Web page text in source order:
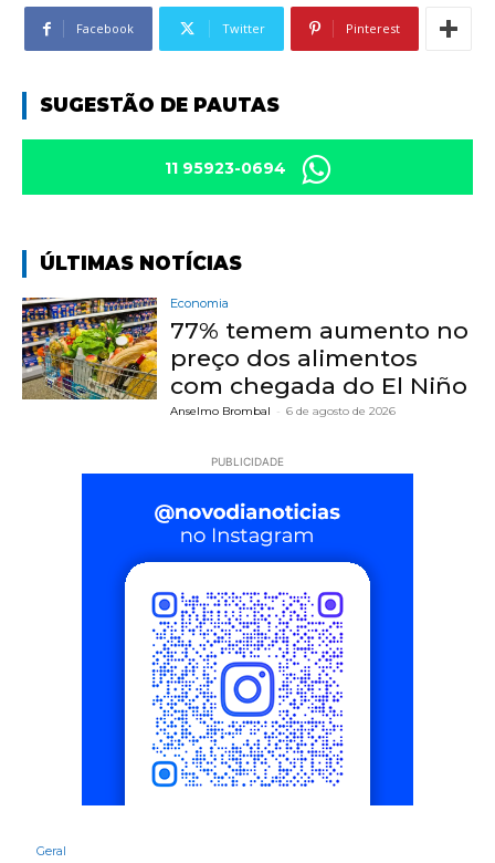
Facebook Twitter Pinterest
SUGESTÃO DE PAUTAS
11 95923-0694
ÚLTIMAS NOTÍCIAS
Economia
77% temem aumento no
preço dos alimentos
com chegada do El Niño
Anselmo Brombal - 6 de agosto de 2026
PUBLICIDADE
Geral